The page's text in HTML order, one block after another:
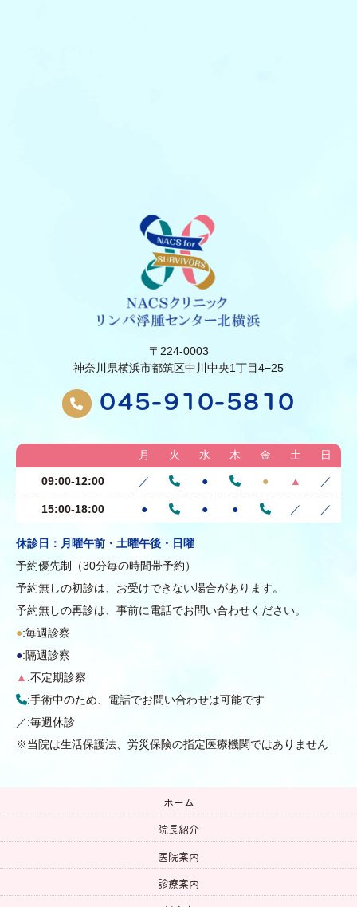
〒224-0003
神奈川県横浜市都筑区中川中央1丁目4−25
045-910-5810
月 火 水 木 金 土 日
09:00-12:00 ／ ● ● ▲ ／
15:00-18:00 ● ● ● ／ ／
休診日：月曜午前・土曜午後・日曜
予約優先制（30分毎の時間帯予約）
予約無しの初診は、お受けできない場合があります。
予約無しの再診は、事前に電話でお問い合わせください。
●:毎週診察
●:隔週診察
▲ :不定期診察
:手術中のため、電話でお問い合わせは可能です
／:毎週休診
※当院は生活保護法、労災保険の指定医療機関ではありません
ホーム
院長紹介
医院案内
診療案内